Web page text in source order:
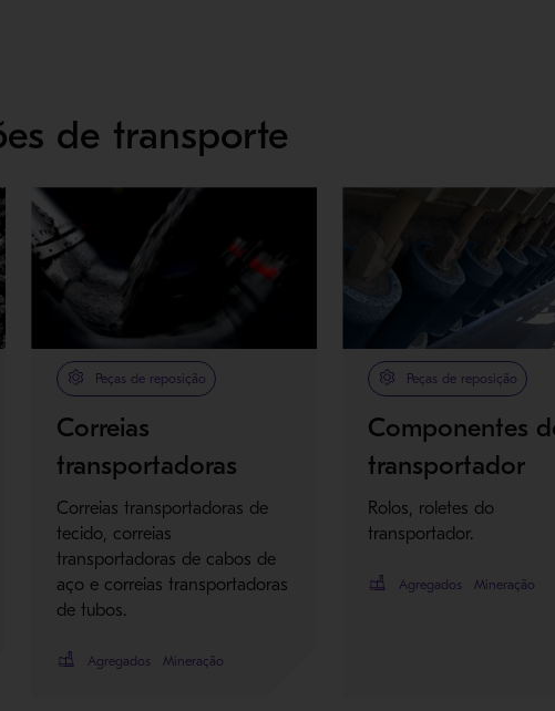
de transporte
Peças de reposição
Correias
transportadoras
Correias transportadoras de
tecido, correias
transportadoras de cabos de
aço e correias transportadoras
de tubos.
Agregados Mineração
Peças de reposição
Componentes
transportador
Rolos, roletes do
transportador.
Agregados Mineração